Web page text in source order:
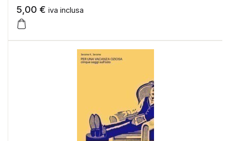
5,00 € iva inclusa